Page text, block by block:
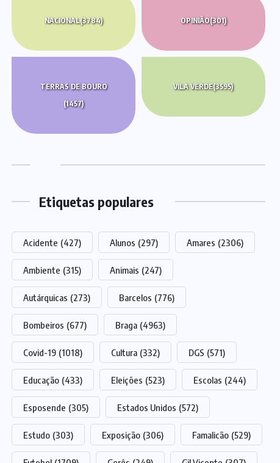
NACIONAL(3784) OPINIÃO(301)
TERRAS DE BOURO
(1457)
VILA VERDE(3595)
Etiquetas populares
Acidente (427) Alunos (297) Amares (2306)
Ambiente (315) Animais (247)
Autárquicas (273) Barcelos (776)
Bombeiros (677) Braga (4963)
Covid-19 (1018) Cultura (332) DGS (571)
Educação (433) Eleições (523) Escolas (244)
Esposende (305) Estados Unidos (572)
Estudo (303) Exposição (306) Famalicão (529)